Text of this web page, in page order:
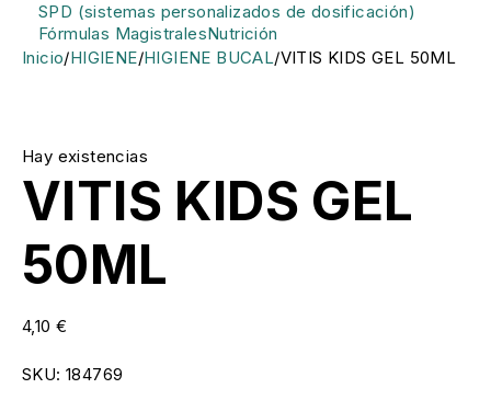
SPD (sistemas personalizados de dosificación)
Fórmulas MagistralesNutrición
Inicio/HIGIENE/HIGIENE BUCAL/VITIS KIDS GEL 50ML
Hay existencias
VITIS KIDS GEL
50ML
4,10 €
SKU: 184769